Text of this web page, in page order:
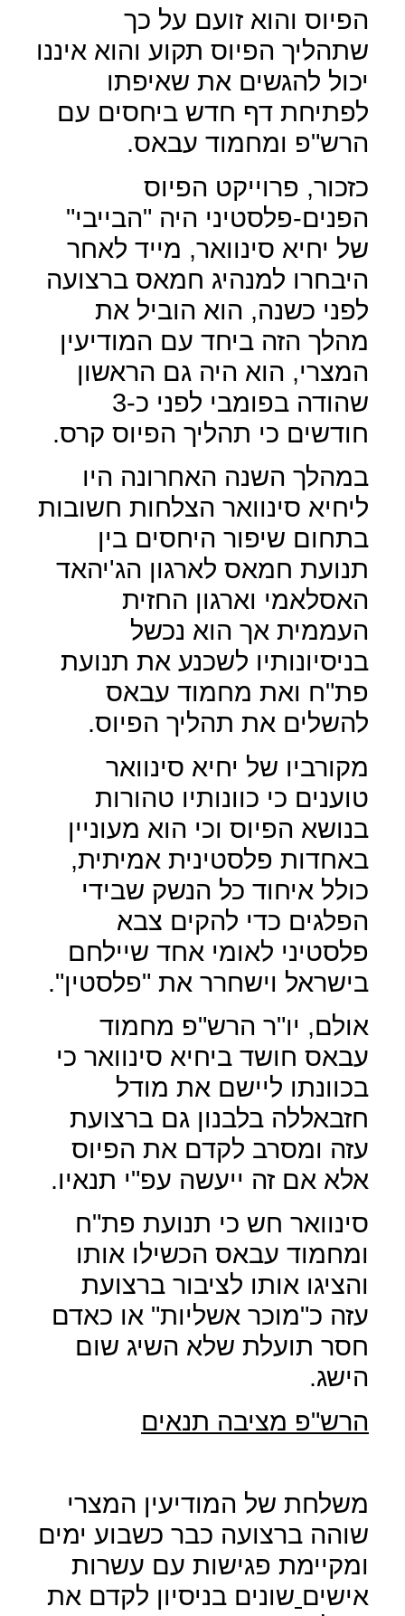
הפיוס והוא זועם על כך
שתהליך הפיוס תקוע והוא איננו
יכול להגשים את שאיפתו
לפתיחת דף חדש ביחסים עם
הרש"פ ומחמוד עבאס.
כזכור, פרוייקט הפיוס
הפנים-פלסטיני היה "הבייבי"
של יחיא סינוואר, מייד לאחר
היבחרו למנהיג חמאס ברצועה
לפני כשנה, הוא הוביל את
מהלך הזה ביחד עם המודיעין
המצרי, הוא היה גם הראשון
שהודה בפומבי לפני כ-3
חודשים כי תהליך הפיוס קרס.
במהלך השנה האחרונה היו
ליחיא סינוואר הצלחות חשובות
בתחום שיפור היחסים בין
תנועת חמאס לארגון הג'יהאד
האסלאמי וארגון החזית
העממית אך הוא נכשל
בניסיונותיו לשכנע את תנועת
פת"ח ואת מחמוד עבאס
להשלים את תהליך הפיוס.
מקורביו של יחיא סינוואר
טוענים כי כוונותיו טהורות
בנושא הפיוס וכי הוא מעוניין
באחדות פלסטינית אמיתית,
כולל איחוד כל הנשק שבידי
הפלגים כדי להקים צבא
פלסטיני לאומי אחד שיילחם
בישראל וישחרר את "פלסטין".
אולם, יו"ר הרש"פ מחמוד
עבאס חושד ביחיא סינוואר כי
בכוונתו ליישם את מודל
חזבאללה בלבנון גם ברצועת
עזה ומסרב לקדם את הפיוס
אלא אם זה ייעשה עפ"י תנאיו.
סינוואר חש כי תנועת פת"ח
ומחמוד עבאס הכשילו אותו
והציגו אותו לציבור ברצועת
עזה כ"מוכר אשליות" או כאדם
חסר תועלת שלא השיג שום
הישג.
הרש"פ מציבה תנאים
משלחת של המודיעין המצרי
שוהה ברצועה כבר כשבוע ימים
ומקיימת פגישות עם עשרות
אישים שונים בניסיון לקדם את